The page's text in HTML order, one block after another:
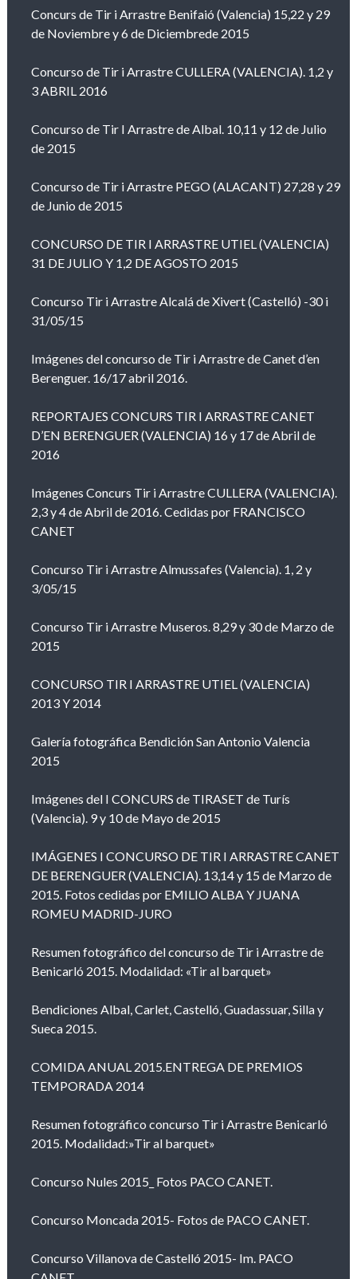
Concurs de Tir i Arrastre Benifaió (Valencia) 15,22 y 29
de Noviembre y 6 de Diciembrede 2015
Concurso de Tir i Arrastre CULLERA (VALENCIA). 1,2 y
3 ABRIL 2016
Concurso de Tir I Arrastre de Albal. 10,11 y 12 de Julio
de 2015
Concurso de Tir i Arrastre PEGO (ALACANT) 27,28 y 29
de Junio de 2015
CONCURSO DE TIR I ARRASTRE UTIEL (VALENCIA)
31 DE JULIO Y 1,2 DE AGOSTO 2015
Concurso Tir i Arrastre Alcalá de Xivert (Castelló) -30 i
31/05/15
Imágenes del concurso de Tir i Arrastre de Canet d’en
Berenguer. 16/17 abril 2016.
REPORTAJES CONCURS TIR I ARRASTRE CANET
D’EN BERENGUER (VALENCIA) 16 y 17 de Abril de
2016
Imágenes Concurs Tir i Arrastre CULLERA (VALENCIA).
2,3 y 4 de Abril de 2016. Cedidas por FRANCISCO
CANET
Concurso Tir i Arrastre Almussafes (Valencia). 1, 2 y
3/05/15
Concurso Tir i Arrastre Museros. 8,29 y 30 de Marzo de
2015
CONCURSO TIR I ARRASTRE UTIEL (VALENCIA)
2013 Y 2014
Galería fotográfica Bendición San Antonio Valencia
2015
Imágenes del I CONCURS de TIRASET de Turís
(Valencia). 9 y 10 de Mayo de 2015
IMÁGENES I CONCURSO DE TIR I ARRASTRE CANET
DE BERENGUER (VALENCIA). 13,14 y 15 de Marzo de
2015. Fotos cedidas por EMILIO ALBA Y JUANA
ROMEU MADRID-JURO
Resumen fotográfico del concurso de Tir i Arrastre de
Benicarló 2015. Modalidad: «Tir al barquet»
Bendiciones Albal, Carlet, Castelló, Guadassuar, Silla y
Sueca 2015.
COMIDA ANUAL 2015.ENTREGA DE PREMIOS
TEMPORADA 2014
Resumen fotográfico concurso Tir i Arrastre Benicarló
2015. Modalidad:»Tir al barquet»
Concurso Nules 2015_ Fotos PACO CANET.
Concurso Moncada 2015- Fotos de PACO CANET.
Concurso Villanova de Castelló 2015- Im. PACO